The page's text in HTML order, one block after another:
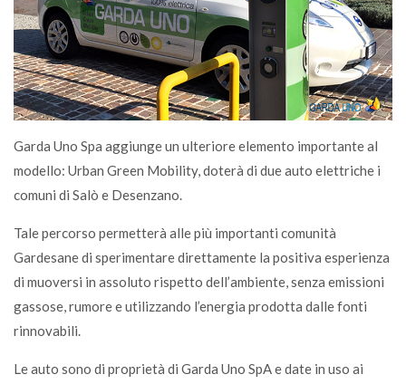
Garda Uno Spa aggiunge un ulteriore elemento importante al
modello: Urban Green Mobility, doterà di due auto elettriche i
comuni di Salò e Desenzano.
Tale percorso permetterà alle più importanti comunità
Gardesane di sperimentare direttamente la positiva esperienza
di muoversi in assoluto rispetto dell’ambiente, senza emissioni
gassose, rumore e utilizzando l’energia prodotta dalle fonti
rinnovabili.
Le auto sono di proprietà di Garda Uno SpA e date in uso ai